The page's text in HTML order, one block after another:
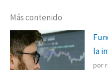
Más contenido
la
por